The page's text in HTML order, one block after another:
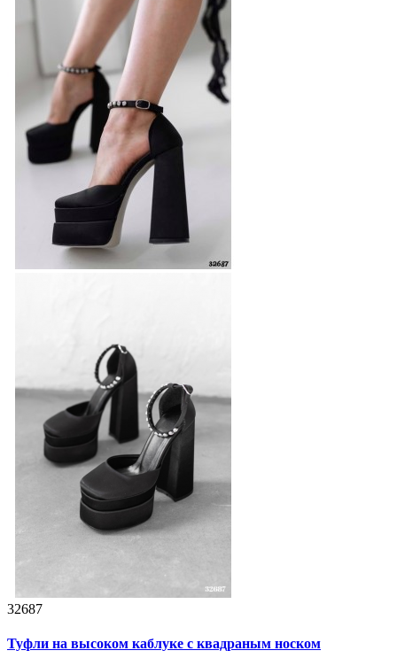
32687
Туфли на высоком каблуке с квадраным носком